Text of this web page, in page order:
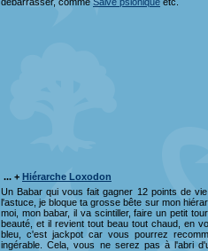
... + Hiérarche Loxodon
Un Babar qui vous fait gagner 12 points de
l'astuce, je bloque ta grosse bête sur mon
moi, mon babar, il va scintiller, faire un petit
beauté, et il revient tout beau tout chaud, en
bleu, c'est jackpot car vous pourrez
ingérable. Cela, vous ne serez pas à l'abri